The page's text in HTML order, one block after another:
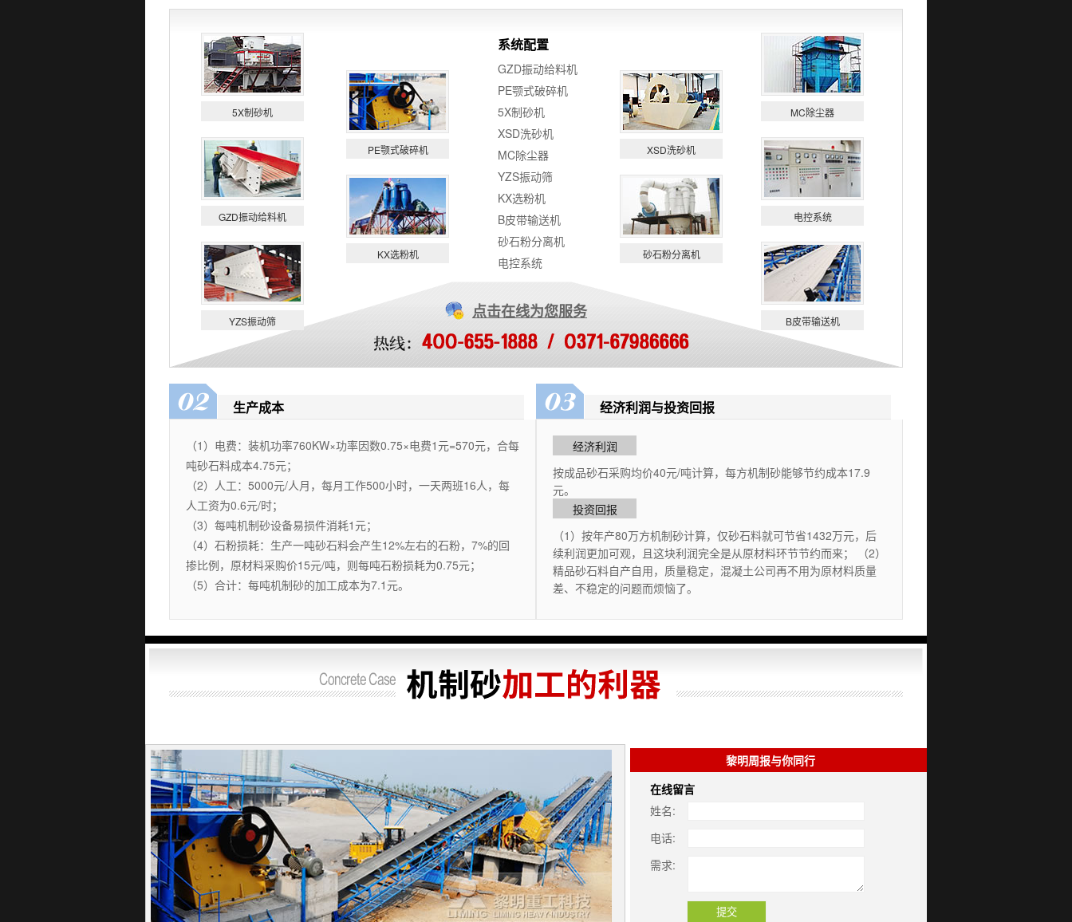
5X制砂机
GZD振动给料机
YZS振动筛
PE颚式破碎机
KX选粉机
系统配置
GZD振动给料机
PE颚式破碎机
5X制砂机
XSD洗砂机
MC除尘器
YZS振动筛
KX选粉机
B皮带输送机
砂石粉分离机
电控系统
XSD洗砂机
砂石粉分离机
MC除尘器
电控系统
B皮带输送机
点击在线为您服务
生产成本
（1）电费：装机功率760KW×功率因数0.75×电费1元=570元，合每
吨砂石料成本4.75元；
（2）人工：5000元/人月，每月工作500小时，一天两班16人，每
人工资为0.6元/时；
（3）每吨机制砂设备易损件消耗1元；
（4）石粉损耗：生产一吨砂石料会产生12%左右的石粉，7%的回
掺比例，原材料采购价15元/吨，则每吨石粉损耗为0.75元；
（5）合计：每吨机制砂的加工成本为7.1元。
经济利润与投资回报
经济利润
按成品砂石采购均价40元/吨计算，每方机制砂能够节约成本17.9
元。
投资回报
（1）按年产80万方机制砂计算，仅砂石料就可节省1432万元，后
续利润更加可观，且这块利润完全是从原材料环节节约而来； （2）
精品砂石料自产自用，质量稳定，混凝土公司再不用为原材料质量
差、不稳定的问题而烦恼了。
黎明周报与你同行
在线留言
姓名:
电话:
需求: